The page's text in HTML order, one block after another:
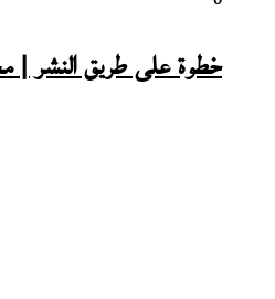
خطوة على طريق النشر |